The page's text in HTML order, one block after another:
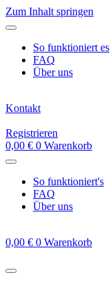
Zum Inhalt springen
So funktioniert es
FAQ
Über uns
Kontakt
Registrieren
0,00 € 0 Warenkorb
So funktioniert's
FAQ
Über uns
0,00 € 0 Warenkorb